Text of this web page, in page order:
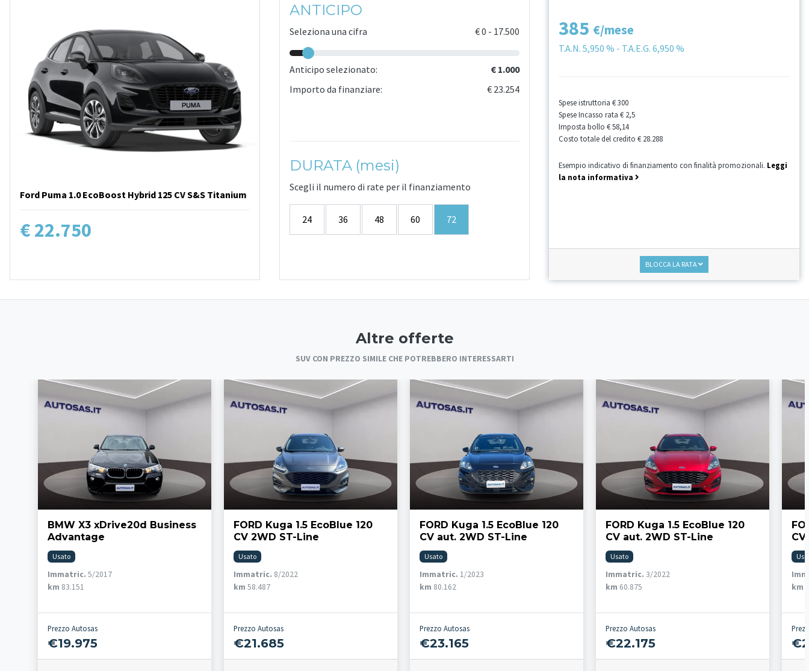
Ford Puma 1.0 EcoBoost Hybrid 125 CV S&S Titanium
€ 22.750
ANTICIPO
Seleziona una cifra €0 - 17.500
Anticipo selezionato:
€ 1.000
Importo da finanziare:
€ 23.254
DURATA (mesi)
Scegli il numero di rate per il finanziamento
24 36 48 60 72
385 €/mese
T.A.N. 5,950 % - T.A.E.G. 6,950 %
Spese istruttoria € 300
Spese Incasso rata € 2,5
Imposta bollo € 58,14
Costo totale del credito € 28.288
Esempio indicativo di finanziamento con finalità promozionali. Leggi
la nota informativa
BLOCCA LA RATA
Altre offerte
SUV CON PREZZO SIMILE CHE POTREBBERO INTERESSARTI
BMW X3 xDrive20d Business
Advantage
Usato
Immatric. 5/2017
km 83.151
Prezzo Autosas
€19.975
FORD Kuga 1.5 EcoBlue 120
CV 2WD ST-Line
Usato
Immatric. 8/2022
km 58.487
Prezzo Autosas
€21.685
FORD Kuga 1.5 EcoBlue 120
CV aut. 2WD ST-Line
Usato
Immatric. 1/2023
km 80.162
Prezzo Autosas
€23.165
FORD Kuga 1.5 EcoBlue 120
CV aut. 2WD ST-Line
Usato
Immatric. 3/2022
km 60.875
Prezzo Autosas
€22.175
km